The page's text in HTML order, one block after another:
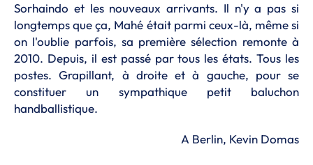
Sorhaindo et les nouveaux arrivants. Il n'y a pas si
longtemps que ça, Mahé était parmi ceux-là, même si
on l'oublie parfois, sa première sélection remonte à
2010. Depuis, il est passé par tous les états. Tous les
postes. Grapillant, à droite et à gauche, pour se
constituer un sympathique petit baluchon
handballistique.
A Berlin, Kevin Domas